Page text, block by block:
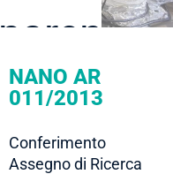
NANO AR
011/2013
Conferimento
Assegno di Ricerca